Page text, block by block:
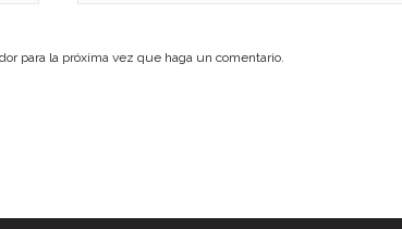
para la próxima vez que haga un comentario.